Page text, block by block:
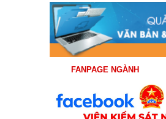
FANPAGE NGÀNH